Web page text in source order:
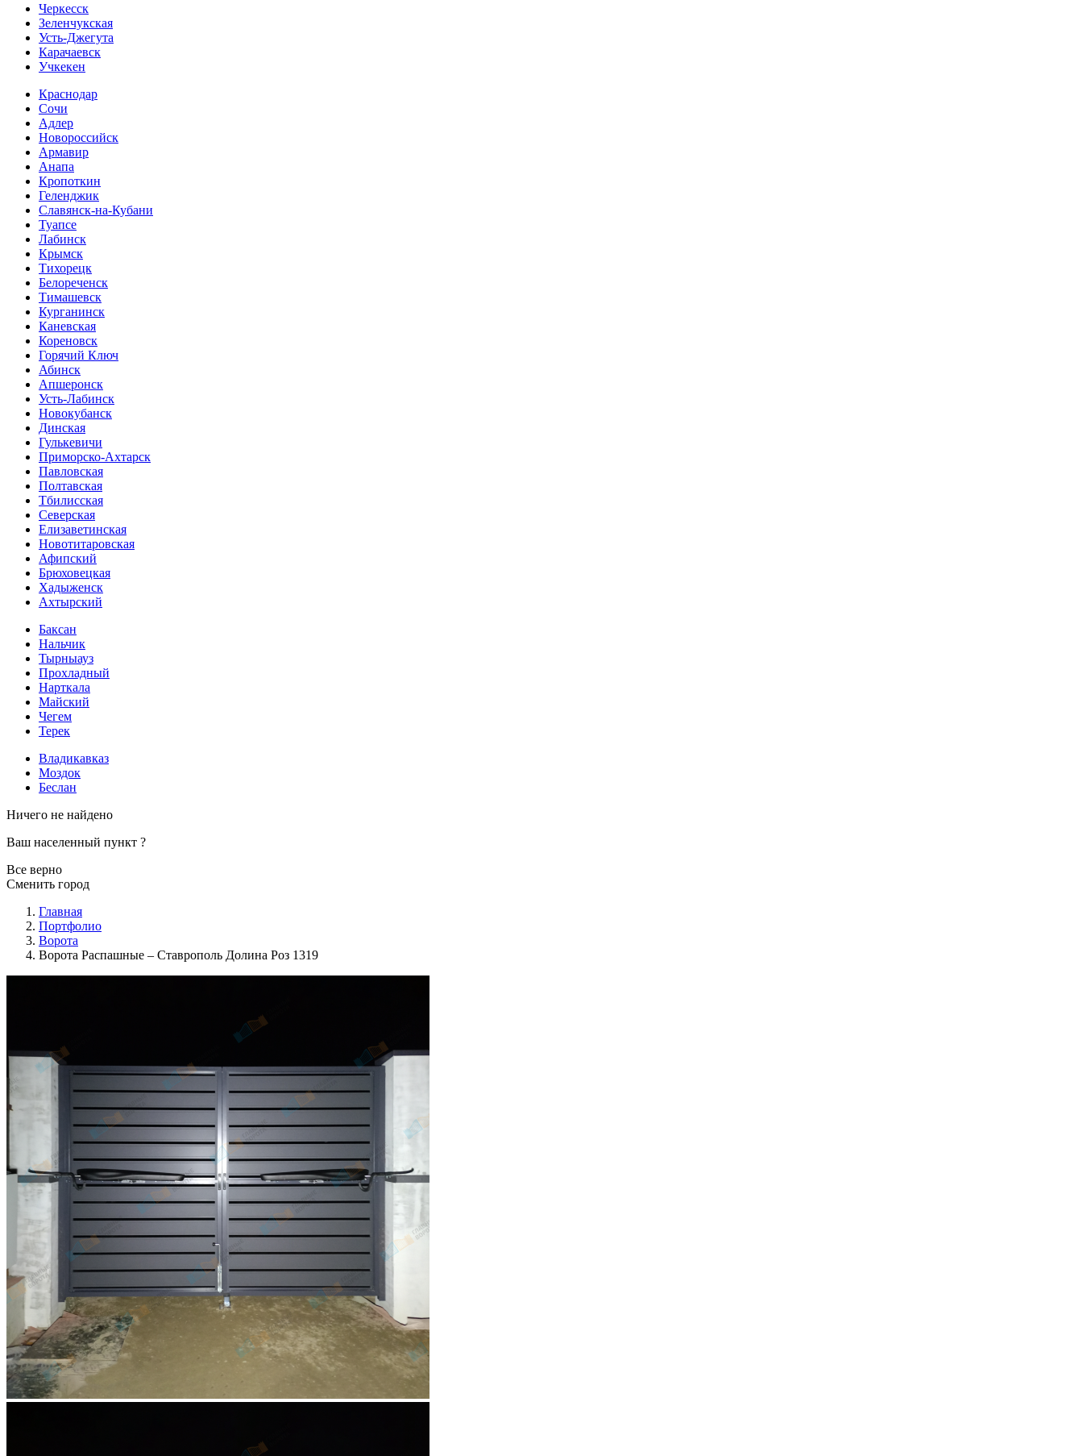
Черкесск
Зеленчукская
Усть-Джегута
Карачаевск
Учкекен
Краснодар
Сочи
Адлер
Новороссийск
Армавир
Анапа
Кропоткин
Геленджик
Славянск-на-Кубани
Туапсе
Лабинск
Крымск
Тихорецк
Белореченск
Тимашевск
Курганинск
Каневская
Кореновск
Горячий Ключ
Абинск
Апшеронск
Усть-Лабинск
Новокубанск
Динская
Гулькевичи
Приморско-Ахтарск
Павловская
Полтавская
Тбилисская
Северская
Елизаветинская
Новотитаровская
Афипский
Брюховецкая
Хадыженск
Ахтырский
Баксан
Нальчик
Тырныауз
Прохладный
Нарткала
Майский
Чегем
Терек
Владикавказ
Моздок
Беслан
Ничего не найдено
Ваш населенный пункт ?
Все верно
Сменить город
Главная
Портфолио
Ворота
Ворота Распашные – Ставрополь Долина Роз 1319